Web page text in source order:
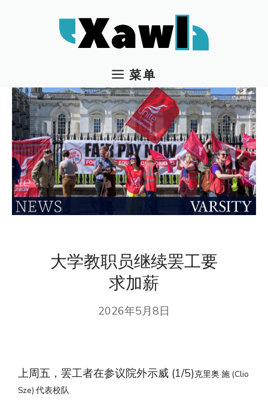
菜单
大学教职员继续罢工要
求加薪
2026年5月8日
上周五，罢工者在参议院外示威 (1/5)克里奥·施 (Clio
Sze) 代表校队